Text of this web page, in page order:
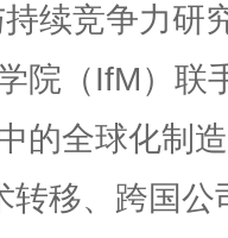
续竞争力研
院（IfM）联
的全球化制
转移、跨国